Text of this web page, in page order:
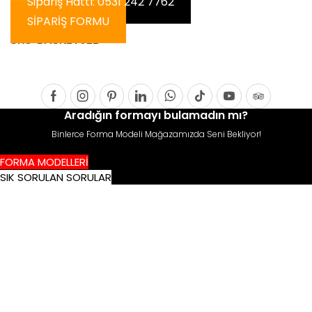
SİPARİŞ FORMU
SKU:BASKET022
FacebookInstagram
PinterestLinkedinWhatsapp
Tik-
tok
Youtube
Aradığın formayı bulamadın mı?
Binlerce Forma Modeli Mağazamızda Seni Bekliyor!
FORMA MODELLERİ
SIK SORULAN SORULAR